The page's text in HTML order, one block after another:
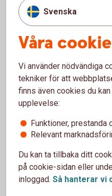
Ditt och din familjs
Pension och
Betalnings-,
för ditt företag
Gör en enklare rådgivning
Logga in och gör digital
Bankomat
Besök en bankomat för att
Hitta Bankomat
Svenska
Våra
Vi använder nödvändiga
tekniker för att
finns även cookies du
upplevelse:
Funktioner, prestanda
Relevant
Du kan ta tillbaka ditt
på cookie-sidan eller
inloggad. Så hanterar vi